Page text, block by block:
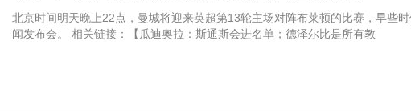
北京时间明天晚上22点，曼城将迎来英超第13轮主场对阵布莱顿的比赛，早些
闻发布会。 相关链接：【瓜迪奥拉：斯通斯会进名单；德泽尔比是所有教